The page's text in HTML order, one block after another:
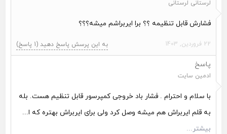
ابعاد: 37 در 33 در 38.8 سانتی متر
وزن دستگاه: 11.1 کیلوگرم
مشاهده تمام محصولات دسته بندیکمپرسور هوا
مشاهده تمام محصولات برند
مشاهده همه محصولات
لرستانی لرستانی
فشارش قابل تنظیمه ؟؟ برا ایربراشم میشه؟؟؟
22 فروردین, 1403 به این پرسش پاسخ دهید (
1 پاسخ)
پاسخ
ادمین سایت
با سلام و احترام . فشار باد خروجی کمپرسور قابل تنظیم هست. بله
به قلم ایربراش هم میشه وصل کرد ولی برای ایربراش بهتره که ا...
بیشتر...